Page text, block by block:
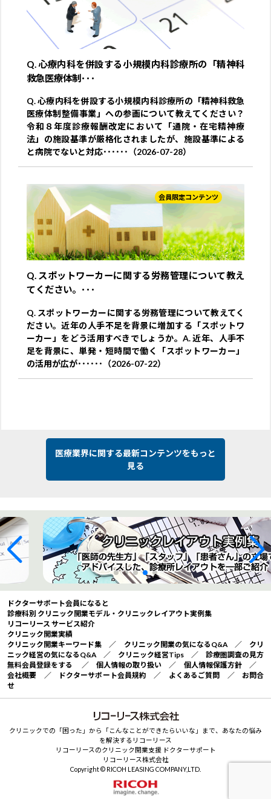
Q. 心療内科を併設する小規模内科診療所の「精神科
救急医療体制･･･
Q. 心療内科を併設する小規模内科診療所の「精神科救急
医療体制整備事業」への参画について教えてください？
令和８年度診療報酬改定において「通院・在宅精神療
法」の施設基準が厳格化されましたが、施設基準による
と病院でないと対応･･････（2026-07-28）
会員限定コンテンツ
Q. スポットワーカーに関する労務管理について教え
てください。･･･
Q. スポットワーカーに関する労務管理について教えてく
ださい。近年の人手不足を背景に増加する「スポットワ
ーカー」をどう活用すべきでしょうか。A. 近年、人手不
足を背景に、単発・短時間で働く「スポットワーカー」
の活用が広が･･････（2026-07-22）
医療業界に関する最新コンテンツをもっと
見る
ドクターサポート会員になると
診療科別 クリニック開業モデル・クリニックレイアウト実例集
リコーリース サービス紹介
クリニック開業実績
クリニック開業キーワード集 ／ クリニック開業の気になるQ&A／ クリ
ニック経営の気になるQ&A／ クリニック経営Tips／ 診療圏調査の見方
無料会員登録をする
／ 個人情報の取り扱い ／ 個人情報保護方針 ／
会社概要 ／ ドクターサポート会員規約 ／ よくあるご質問 ／ お問合
せ
クリニックでの「困った」から「こんなことができたらいいな」まで、あなたの悩み
を解決するリコーリース
リコーリースのクリニック開業支援 ドクターサポート
リコーリース株式会社
Copyright © RICOH LEASING COMPANY,LTD.